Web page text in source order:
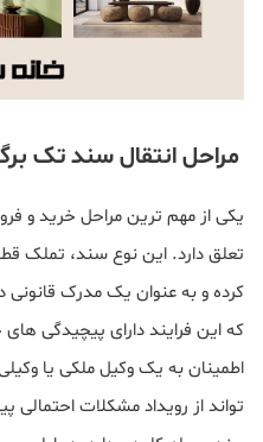
مراحل انتقال سند تک
یکی از مهم ترین مراحل خرید و
تعلق دارد. این نوع سند، تملک
کرده و به عنوان یک مدرک قانونی
که این فرایند دارای پیچیدگی
اطمینان به یک وکیل ملکی یا
تواند از رویداد مشکلات احتمالی